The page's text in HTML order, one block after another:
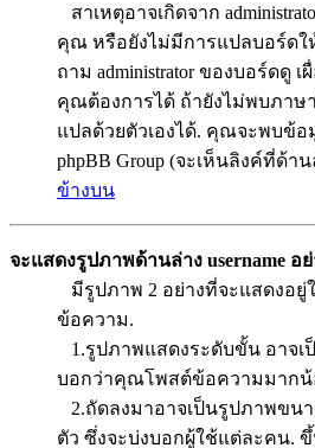
สาเหตุอาจเกิดจาก
คุณ หรือยังไม่มีการแปลบอร์ด
ถาม administrator ของบอร์ดดู
คุณต้องการได้ ถ้ายังไม่พบภา
แปลด้วยตัวเองได้. คุณจะพบข้อ
phpBB Group (จะเห็นลิงค์ที่ด้า
ข้างบน
จะแสดงรูปภาพด้านล่าง username อย่
มีรูปภาพ 2 อย่างที่จะแสดงอยู่ใ
ข้อความ.
1.รูปภาพแสดงระดับขั้น อาจเ
บอกว่าคุณโพสต์ข้อความมากน้
2.ถัดลงมาอาจเป็นรูปภาพขน
ตัว ซึ่งจะบ่งบอกผู้ใช้แต่ละคน. ขึ้